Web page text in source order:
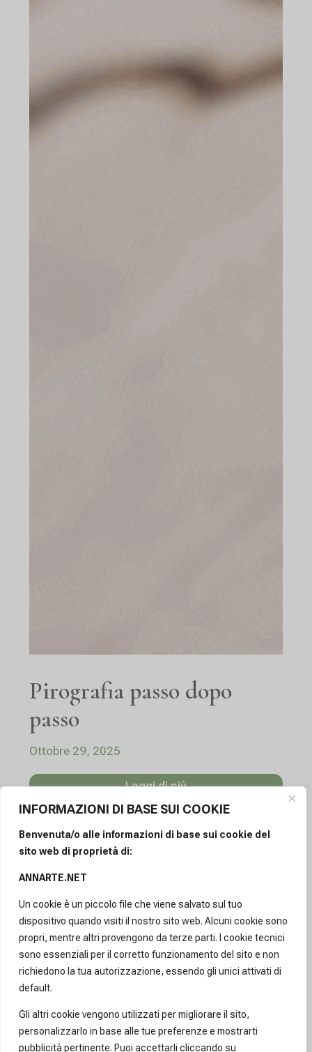
INFORMAZIONI DI BASE SUI COOKIE
Benvenuta/o alle informazioni di base sui cookie del
sito web di proprietà di:
ANNARTE.NET
Un cookie è un piccolo file che viene salvato sul tuo
dispositivo quando visiti il nostro sito web. Alcuni cookie sono
propri, mentre altri provengono da terze parti. I cookie tecnici
sono essenziali per il corretto funzionamento del sito e non
richiedono la tua autorizzazione, essendo gli unici attivati di
default.
Gli altri cookie vengono utilizzati per migliorare il sito,
personalizzarlo in base alle tue preferenze e mostrarti
pubblicità pertinente. Puoi accettarli cliccando su
Pirografia passo dopo
passo
Ottobre 29, 2025
Leggi di più